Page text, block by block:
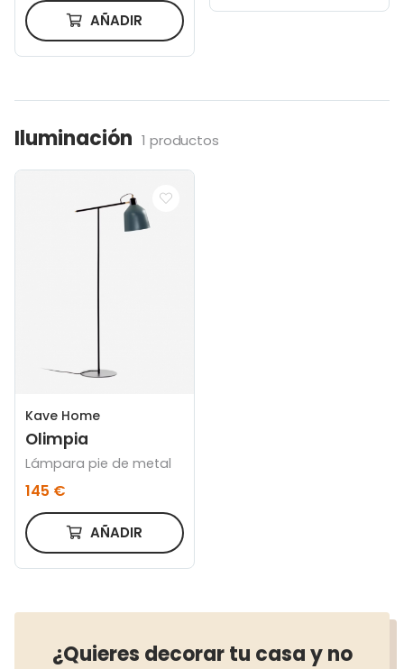
AÑADIR
Iluminación 1 productos
Kave Home
Olimpia
Lámpara pie de metal
145 €
AÑADIR
¿Quieres decorar tu casa y no